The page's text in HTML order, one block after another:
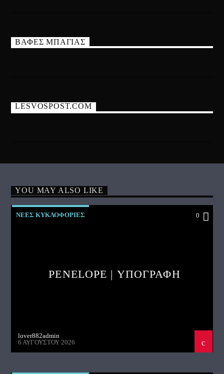
ΒΑΦΕΣ ΜΠΑΓΙΑΣ
LESVOSPOST.COM
YOU MAY ALSO LIKE
ΝΕΕΣ ΚΥΚΛΟΦΟΡΙΕΣ 0
PENELOPE | ΥΠΟΓΡΑΦΗ
lover882admin
6 ΑΥΓΟΎΣΤΟΥ 2026